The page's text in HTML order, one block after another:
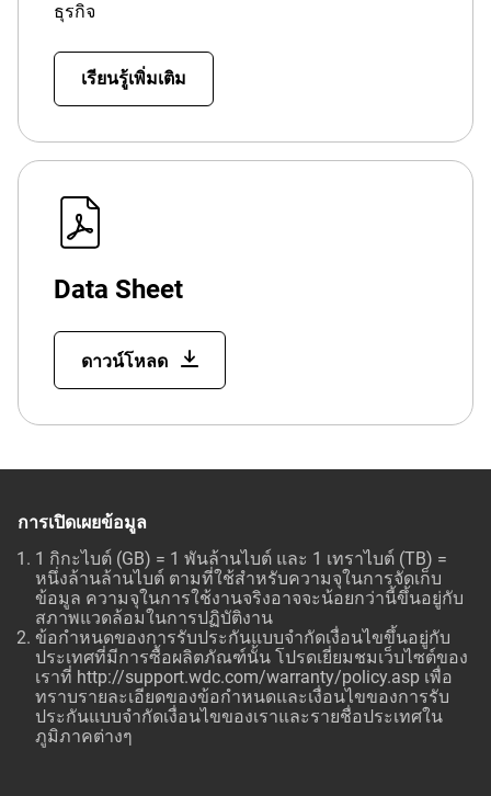
ธุรกิจ
เรียนรู้เพิ่มเติม
Data Sheet
ดาวน์โหลด
การเปิดเผยข้อมูล
1 กิกะไบต์ (GB) = 1 พันล้านไบต์ และ 1 เทราไบต์ (TB) =
หนึ่งล้านล้านไบต์ ตามที่ใช้สำหรับความจุในการจัดเก็บ
ข้อมูล ความจุในการใช้งานจริงอาจจะน้อยกว่านี้ขึ้นอยู่กับ
สภาพแวดล้อมในการปฏิบัติงาน
ข้อกำหนดของการรับประกันแบบจำกัดเงื่อนไขขึ้นอยู่กับ
ประเทศที่มีการซื้อผลิตภัณฑ์นั้น โปรดเยี่ยมชมเว็บไซต์ของ
เราที่ http://support.wdc.com/warranty/policy.asp เพื่อ
ทราบรายละเอียดของข้อกำหนดและเงื่อนไขของการรับ
ประกันแบบจำกัดเงื่อนไขของเราและรายชื่อประเทศใน
ภูมิภาคต่างๆ